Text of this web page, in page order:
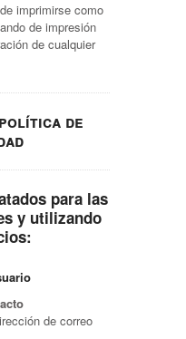
imprimirse como
de impresión
de cualquier
de
para las
y utilizando
de correo